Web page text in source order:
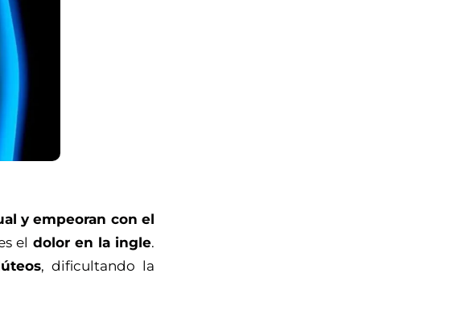
y empeoran con el
el dolor en la ingle.
, dificultando la